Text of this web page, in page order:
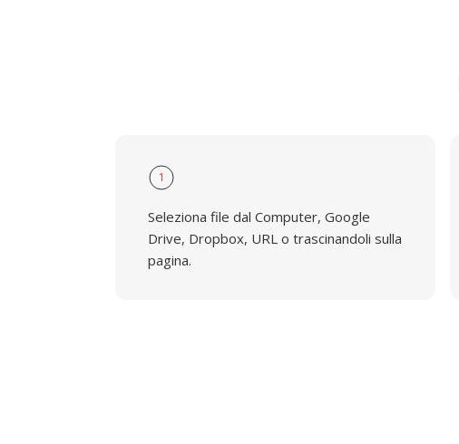
1
Seleziona file dal Computer, Google
Drive, Dropbox, URL o trascinandoli sulla
pagina.